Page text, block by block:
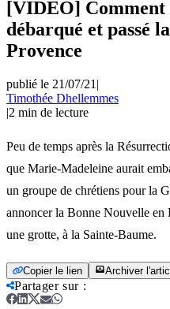
[VIDEO]
débarqué et passé
Provence
publié le 21/07/21 |
Timothée Dhellemmes
|2 min de lecture
Peu de temps après la
que Marie-Madeleine aurait
un groupe de chrétiens pour la
annoncer la Bonne Nouvelle en
une grotte, à la Sainte-Baume.
Copier le lien Archiver
Partager sur: